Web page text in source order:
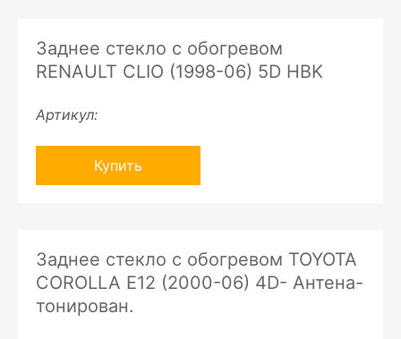
Заднее стекло с обогревом
RENAULT CLIO (1998-06) 5D HBK
Артикул:
Купить
Заднее стекло с обогревом TOYOTA
COROLLA E12 (2000-06) 4D- Антена-
тонирован.